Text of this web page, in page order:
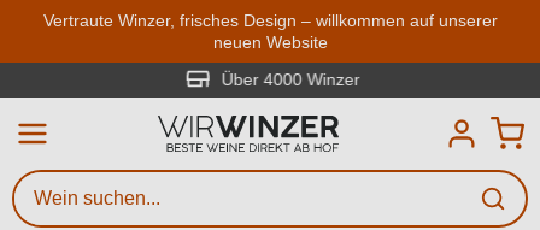
Zum Hauptinhalt springen
Vertraute Winzer, frisches Design – willkommen auf unserer
neuen Website
Über 4000 Winzer
Weinsuche
Mindestens 3 Zeichen eingeben
Beschreiben Sie, welchen Wein